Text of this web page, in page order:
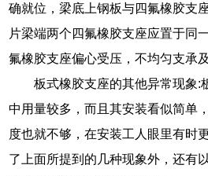
确就位，梁底上钢板与四氟橡胶支
片梁端两个四氟橡胶支座应置于同
氟橡胶支座偏心受压，不均匀支承
板式橡胶支座的其他异常现象:
中用量较多，而且其安装看似简单
度也就不够，在安装工人眼里有时
了上面所提到的几种现象外，还有